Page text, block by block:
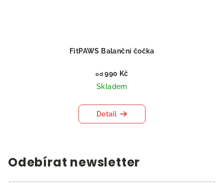
FitPAWS Balanční čočka
od 990 Kč
Skladem
Detail
Odebírat newsletter